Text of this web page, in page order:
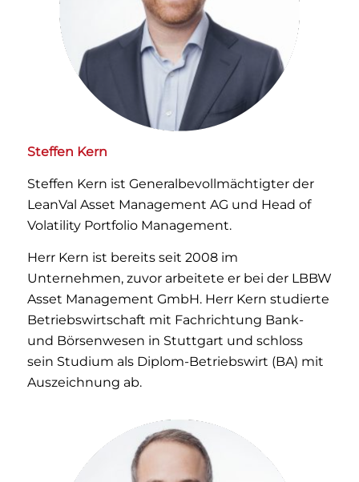
Steffen Kern
Steffen Kern ist Generalbevollmächtigter der
LeanVal Asset Management AG und Head of
Volatility Portfolio Management.
Herr Kern ist bereits seit 2008 im
Unternehmen, zuvor arbeitete er bei der LBBW
Asset Management GmbH. Herr Kern studierte
Betriebswirtschaft mit Fachrichtung Bank-
und Börsenwesen in Stuttgart und schloss
sein Studium als Diplom-Betriebswirt (BA) mit
Auszeichnung ab.